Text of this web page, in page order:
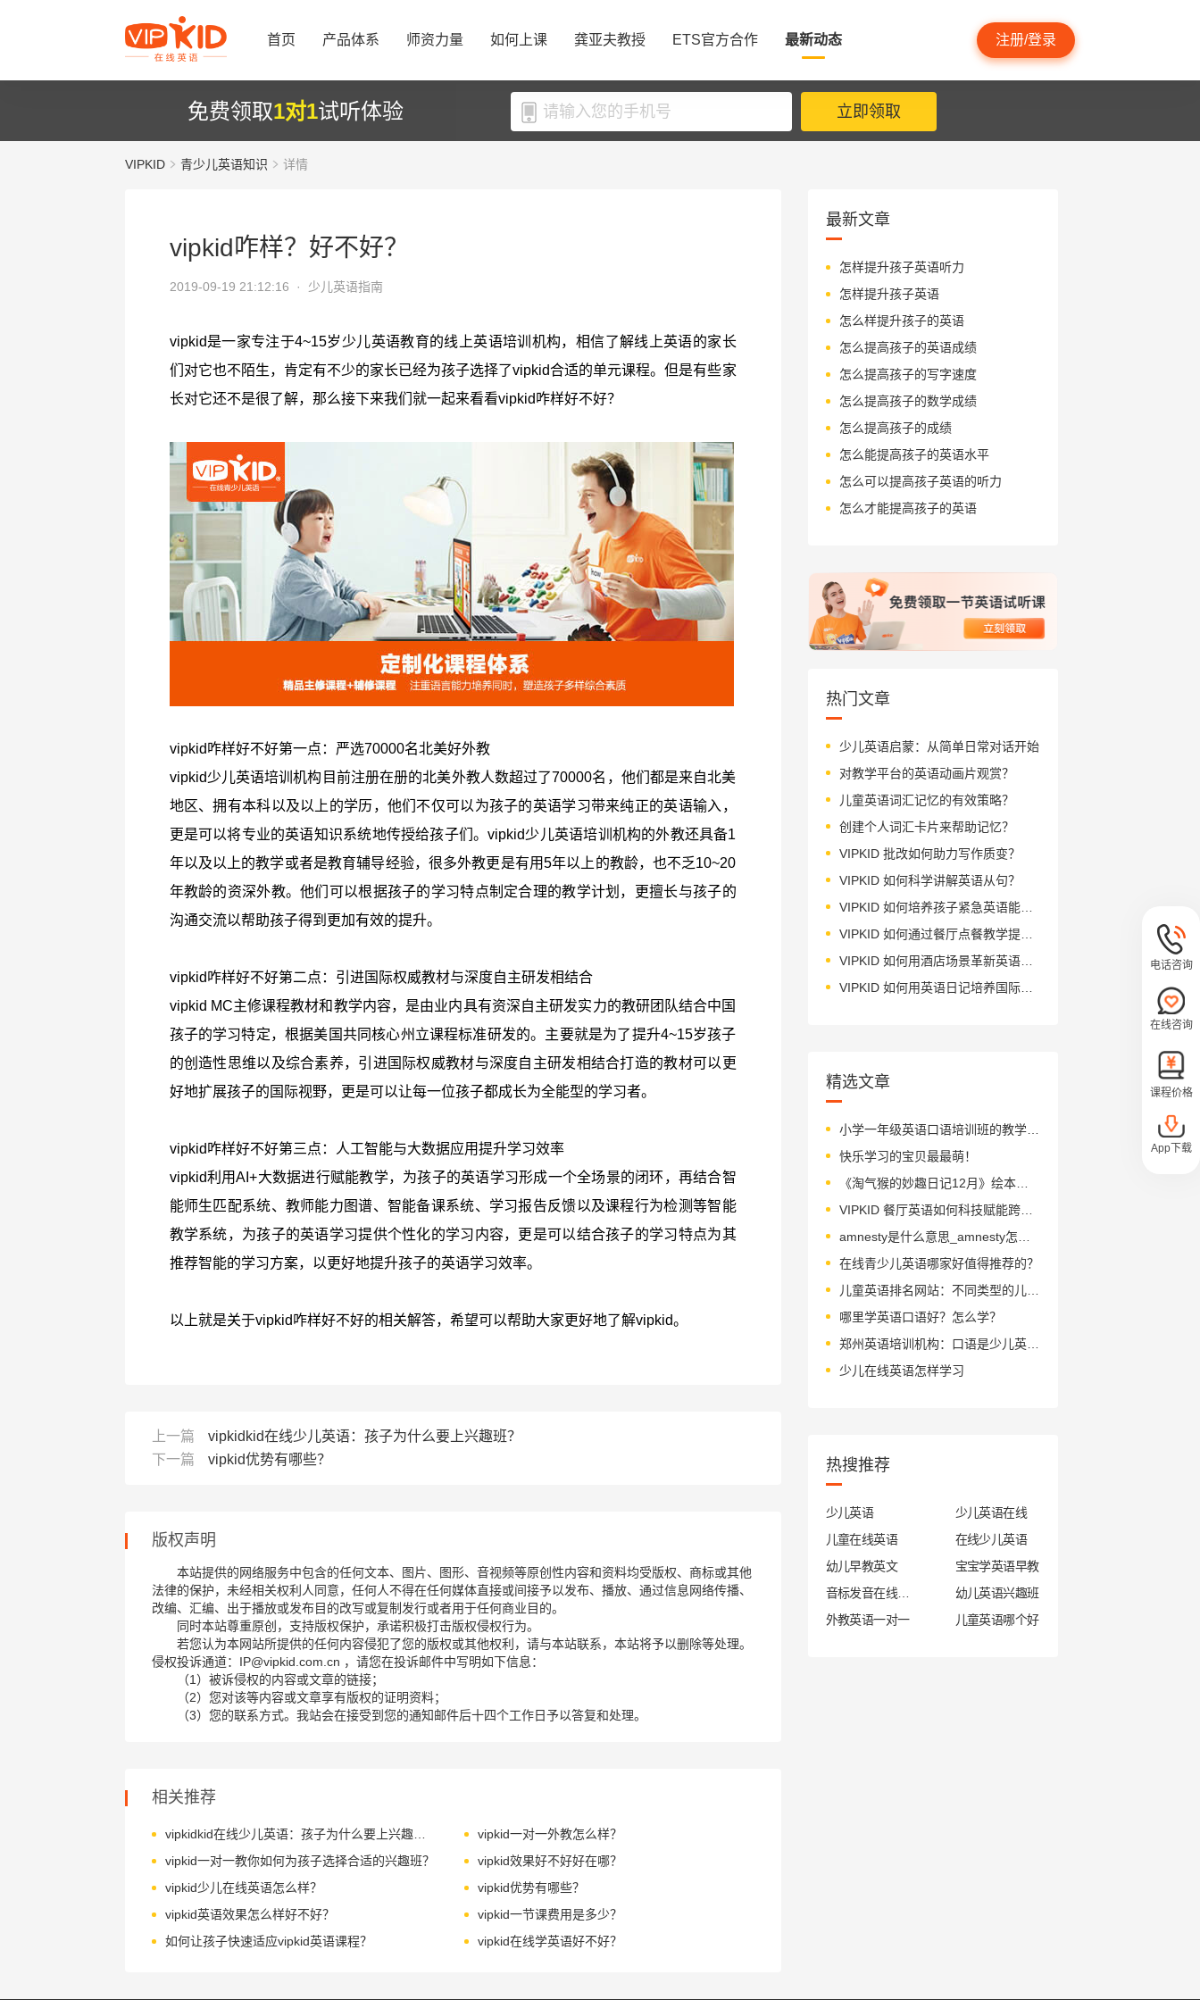
首页 产品体系 师资力量 如何上课 龚亚夫教授 ETS官方合作 最新动态 注册/登录
免费领取1对1试听体验 立即领取
VIPKID 青少儿英语知识 详情
vipkid咋样？好不好？
2019-09-19 21:12:16 · 少儿英语指南
vipkid是一家专注于4~15岁少儿英语教育的线上英语培训机构，相信了解线上英语的家长
们对它也不陌生，肯定有不少的家长已经为孩子选择了vipkid合适的单元课程。但是有些家
长对它还不是很了解，那么接下来我们就一起来看看vipkid咋样好不好？
vipkid咋样好不好第一点：严选70000名北美好外教
vipkid少儿英语培训机构目前注册在册的北美外教人数超过了70000名，他们都是来自北美
地区、拥有本科以及以上的学历，他们不仅可以为孩子的英语学习带来纯正的英语输入，
更是可以将专业的英语知识系统地传授给孩子们。vipkid少儿英语培训机构的外教还具备1
年以及以上的教学或者是教育辅导经验，很多外教更是有用5年以上的教龄，也不乏10~20
年教龄的资深外教。他们可以根据孩子的学习特点制定合理的教学计划，更擅长与孩子的
沟通交流以帮助孩子得到更加有效的提升。
vipkid咋样好不好第二点：引进国际权威教材与深度自主研发相结合
vipkid MC主修课程教材和教学内容，是由业内具有资深自主研发实力的教研团队结合中国
孩子的学习特定，根据美国共同核心州立课程标准研发的。主要就是为了提升4~15岁孩子
的创造性思维以及综合素养，引进国际权威教材与深度自主研发相结合打造的教材可以更
好地扩展孩子的国际视野，更是可以让每一位孩子都成长为全能型的学习者。
vipkid咋样好不好第三点：人工智能与大数据应用提升学习效率
vipkid利用AI+大数据进行赋能教学，为孩子的英语学习形成一个全场景的闭环，再结合智
能师生匹配系统、教师能力图谱、智能备课系统、学习报告反馈以及课程行为检测等智能
教学系统，为孩子的英语学习提供个性化的学习内容，更是可以结合孩子的学习特点为其
推荐智能的学习方案，以更好地提升孩子的英语学习效率。
以上就是关于vipkid咋样好不好的相关解答，希望可以帮助大家更好地了解vipkid。
上一篇
vipkidkid在线少儿英语：孩子为什么要上兴趣班？
下一篇
vipkid优势有哪些？
版权声明
本站提供的网络服务中包含的任何文本、图片、图形、音视频等原创性内容和资料均受版权、商标或其他
法律的保护，未经相关权利人同意，任何人不得在任何媒体直接或间接予以发布、播放、通过信息网络传播、
改编、汇编、出于播放或发布目的改写或复制发行或者用于任何商业目的。
同时本站尊重原创，支持版权保护，承诺积极打击版权侵权行为。
若您认为本网站所提供的任何内容侵犯了您的版权或其他权利，请与本站联系，本站将予以删除等处理。
侵权投诉通道：IP@vipkid.com.cn ，请您在投诉邮件中写明如下信息：
（1）被诉侵权的内容或文章的链接；
（2）您对该等内容或文章享有版权的证明资料；
（3）您的联系方式。我站会在接受到您的通知邮件后十四个工作日予以答复和处理。
相关推荐
vipkidkid在线少儿英语：孩子为什么要上兴趣班？
vipkid一对一外教怎么样？
vipkid一对一教你如何为孩子选择合适的兴趣班？
vipkid效果好不好好在哪？
vipkid少儿在线英语怎么样？
vipkid优势有哪些？
vipkid英语效果怎么样好不好？
vipkid一节课费用是多少？
如何让孩子快速适应vipkid英语课程？
vipkid在线学英语好不好？
最新文章
怎样提升孩子英语听力
怎样提升孩子英语
怎么样提升孩子的英语
怎么提高孩子的英语成绩
怎么提高孩子的写字速度
怎么提高孩子的数学成绩
怎么提高孩子的成绩
怎么能提高孩子的英语水平
怎么可以提高孩子英语的听力
怎么才能提高孩子的英语
热门文章
少儿英语启蒙：从简单日常对话开始
对教学平台的英语动画片观赏？
儿童英语词汇记忆的有效策略？
创建个人词汇卡片来帮助记忆？
VIPKID 批改如何助力写作质变？
VIPKID 如何科学讲解英语从句？
VIPKID 如何培养孩子紧急英语能力？
VIPKID 如何通过餐厅点餐教学提升少儿英语应用能力？
VIPKID 如何用酒店场景革新英语教学？
VIPKID 如何用英语日记培养国际化人才？
精选文章
小学一年级英语口语培训班的教学方法
快乐学习的宝贝最最萌！
《淘气猴的妙趣日记12月》绘本简介
VIPKID 餐厅英语如何科技赋能跨文化教学？
在线青少儿英语哪家好值得推荐的？
儿童英语排名网站：不同类型的儿童英语班情况介绍
哪里学英语口语好？怎么学？
郑州英语培训机构：口语是少儿英语培训的重点？
少儿在线英语怎样学习
热搜推荐
少儿英语
少儿英语在线
儿童在线英语
在线少儿英语
幼儿早教英文
宝宝学英语早教
幼儿英语兴趣班
外教英语一对一
儿童英语哪个好
电话咨询
在线咨询
课程价格
App下载